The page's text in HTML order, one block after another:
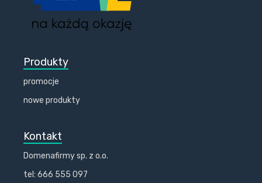
Produkty
promocje
nowe produkty
Kontakt
Domenafirmy sp. z o.o.
tel: 666 555 097